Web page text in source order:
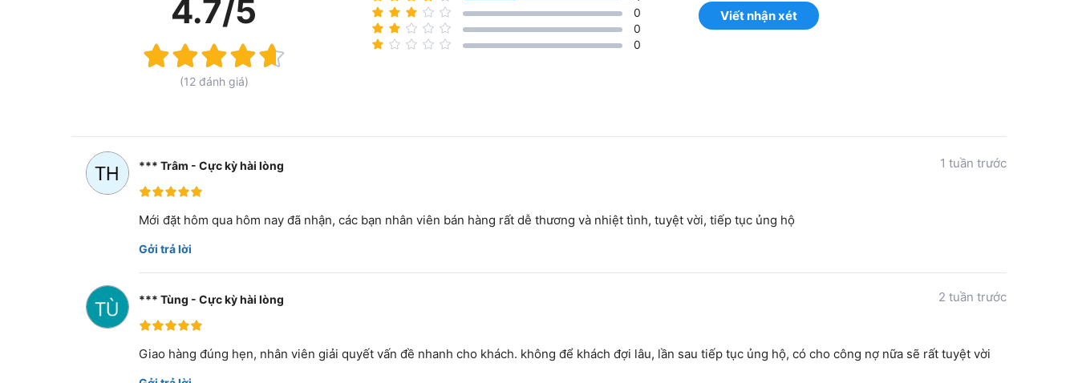
4.7/5
(12 đánh giá)
0
0
0
Viết nhận xét
*** Trâm - Cực kỳ hài lòng 1 tuần trước
Mới đặt hôm qua hôm nay đã nhận, các bạn nhân viên bán hàng rất dễ thương và nhiệt tình, tuyệt vời, tiếp tục ủng hộ
Gởi trả lời
*** Tùng - Cực kỳ hài lòng 2 tuần trước
Giao hàng đúng hẹn, nhân viên giải quyết vấn đề nhanh cho khách. không để khách đợi lâu, lần sau tiếp tục ủng hộ, có cho công nợ nữa sẽ rất tuyệt vời